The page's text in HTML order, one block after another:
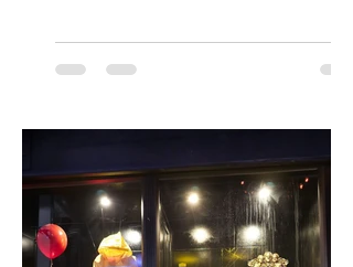
musical única e inolvidable con motivo del
Día del Niño. El espectáculo Hollywood
de todos los tiempos en un concierto en
sinfónica en pleno, coro y una
sorprendente puesta en escena pensada
especialmente pa